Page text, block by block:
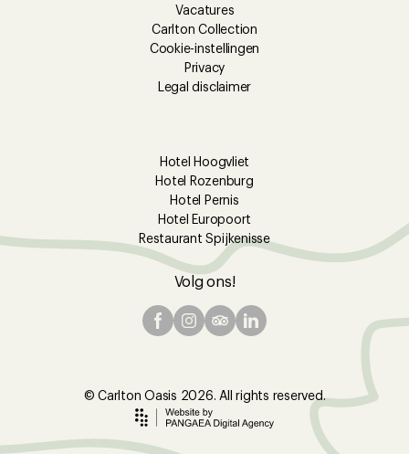
Vacatures
Carlton Collection
Cookie-instellingen
Privacy
Legal disclaimer
Hotel Hoogvliet
Hotel Rozenburg
Hotel Pernis
Hotel Europoort
Restaurant Spijkenisse
Volg ons!
© Carlton Oasis 2026. All rights reserved.